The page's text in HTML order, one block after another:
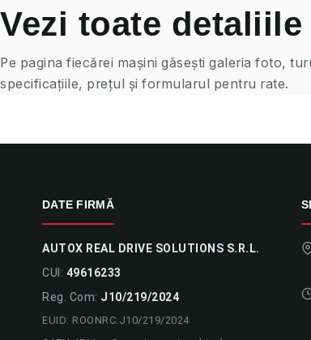
Vezi toate
Pe pagina fiecărei mașini găsești galeria foto,
specificațiile, prețul și formularul pentru rate.
DATE FIRMĂ
AUTOX REAL DRIVE SOLUTIONS S.R.L.
CUI: 49616233
Reg. Com: J10/219/2024
EUID: ROONRC.J10/219/2024